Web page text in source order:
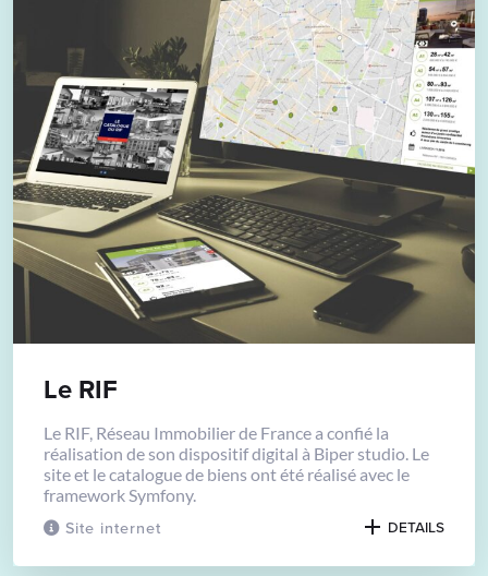
Site internet
Le RIF
Le RIF, Réseau Immobilier de France a confié la
réalisation de son dispositif digital à Biper studio. Le
site et le catalogue de biens ont été réalisé avec le
framework Symfony.
DETAILS